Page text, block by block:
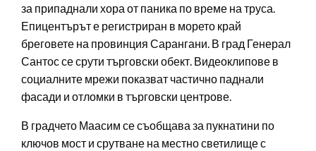
за припаднали хора от паника по време на труса.
Епицентърът е регистриран в морето край
бреговете на провинция Сарангани. В град Генерал
Сантос се срути търговски обект. Видеоклипове в
социалните мрежи показват частично паднали
фасади и отломки в търговски центрове.
В градчето Маасим се съобщава за пукнатини по
ключов мост и срутване на местно светилище с